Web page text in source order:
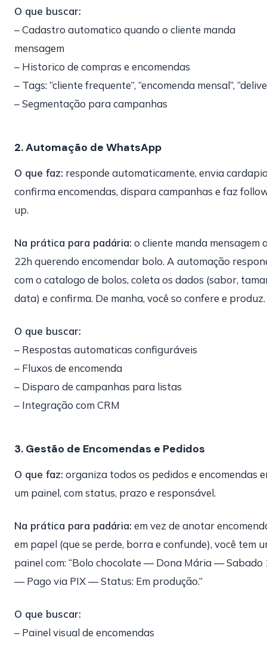
O que buscar:
– Cadastro automatico quando o cliente manda
mensagem
– Historico de compras e encomendas
– Tags: “cliente frequente”, “encomenda mensal”,
– Segmentação para campanhas
2. Automação de WhatsApp
O que faz: responde automaticamente, envia
confirma encomendas, dispara campanhas e faz
up.
Na prática para padária: o cliente manda mensagem
22h querendo encomendar bolo. A automação
com o catalogo de bolos, coleta os dados (sabor,
data) e confirma. De manha, você so confere e produz.
O que buscar:
– Respostas automaticas configuráveis
– Fluxos de encomenda
– Disparo de campanhas para listas
– Integração com CRM
3. Gestão de Encomendas e Pedidos
O que faz: organiza todos os pedidos e encomendas
um painel, com status, prazo e responsável.
Na prática para padária: em vez de anotar
em papel (que se perde, borra e confunde), você tem
painel com: “Bolo chocolate — Dona Mária — Sabado
— Pago via PIX — Status: Em produção.”
O que buscar:
– Painel visual de encomendas